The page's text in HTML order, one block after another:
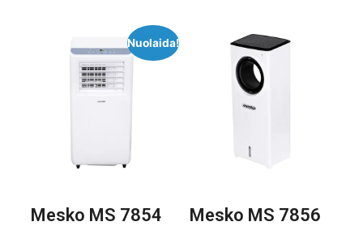
Nuolaida!
Mesko MS 7854
Mesko MS 7856